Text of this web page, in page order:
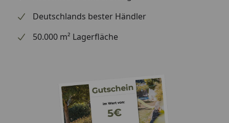
Deutschlands bester Händler
50.000 m² Lagerfläche